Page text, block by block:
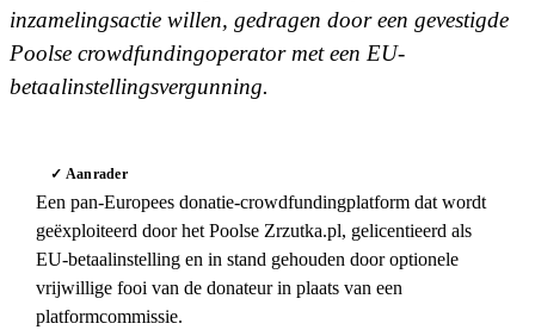
inzamelingsactie willen, gedragen door een gevestigde
Poolse crowdfundingoperator met een EU-
betaalinstellingsvergunning.
✓ Aanrader
Een pan-Europees donatie-crowdfundingplatform dat wordt
geëxploiteerd door het Poolse Zrzutka.pl, gelicentieerd als
EU-betaalinstelling en in stand gehouden door optionele
vrijwillige fooi van de donateur in plaats van een
platformcommissie.